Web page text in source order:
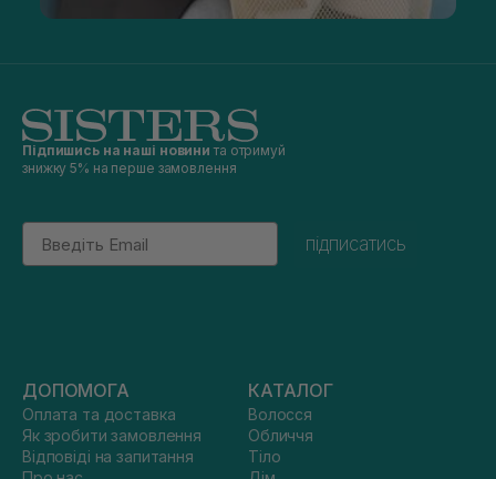
Підпишись на наші новини та отримуй
знижку 5% на перше замовлення
Email
підписатись
ДОПОМОГА
Оплата та доставка
Як зробити замовлення
Відповіді на запитання
КАТАЛОГ
Волосся
Обличчя
Тіло